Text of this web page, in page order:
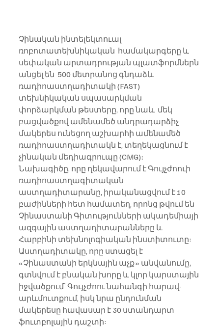
Չինական ինտելեկտուալ
ռոբոտատեխնիկական  համակարգերը և
սեփական արտադրության պլատֆորմներն
անցել են  500 մետրանոց գնդաձև
ռադիոաստղադիտակի (FAST)
տեխնիկական սպասարկման
փորձարկման թեստերը, որը նաև  մեկ
բացվածքով ամենամեծ անդրադարձիչ
մակերես ունեցող աշխարհի ամենամեծ
ռադիոաստղադիտակն է, տեղեկացնում է
չինական մեդիագրուպը (CMG)։
Նախագիծը, որը ղեկավարում է Գույչժոուի
ռադիոաստղագիտական ​​
աստղադիտարանը, իրականացվում է 10
բաժինների հետ համատեղ, որոնց թվում են
Չինաստանի Գիտությունների ակադեմիայի
ազգային աստղադիտարանները և
Հարբինի տեխնոլոգիական ինստիտուտը:
Աստղադիտակը, որը ստացել է
«Չինաստանի երկնային աչք» անվանումը,
գտնվում է բնական խորը և կլոր կարստային
իջվածքում՝ Գույչժոու նահանգի հարավ-
արևմուտքում, իսկ նրա ընդունման
մակերեսը հավասար է 30 ստանդարտ
ֆուտբոլային դաշտի: